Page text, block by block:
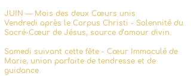
JUIN — Mois des deux Cœurs unis
Vendredi après le Corpus Christi - Solennité du
Sacré-Cœur de Jésus, source d’amour divin.
Samedi suivant cette fête - Cœur Immaculé de
Marie, union parfaite de tendresse et de
guidance.